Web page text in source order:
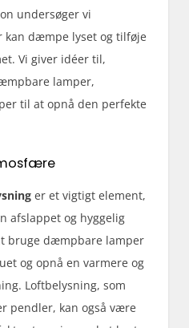
undersøger vi
kan dæmpe lyset og tilføje
Vi giver idéer til,
lamper,
til at opnå den perfekte
er et vigtigt element,
afslappet og hyggelig
bruge dæmpbare lamper
og opnå en varmere og
Loftbelysning, som
pendler, kan også være